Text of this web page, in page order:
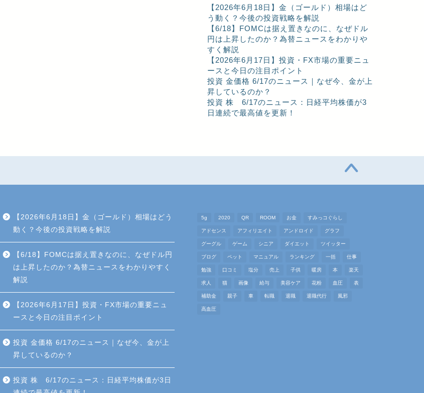
【2026年6月18日】金（ゴールド）相場はど
う動く？今後の投資戦略を解説
【6/18】FOMCは据え置きなのに、なぜドル
円は上昇したのか？為替ニュースをわかりや
すく解説
【2026年6月17日】投資・FX市場の重要ニュ
ースと今日の注目ポイント
投資 金価格 6/17のニュース｜なぜ今、金が上
昇しているのか？
投資 株 6/17のニュース：日経平均株価が3
日連続で最高値を更新！
【2026年6月18日】金（ゴールド）相場はどう
動く？今後の投資戦略を解説
【6/18】FOMCは据え置きなのに、なぜドル円
は上昇したのか？為替ニュースをわかりやすく
解説
【2026年6月17日】投資・FX市場の重要ニュ
ースと今日の注目ポイント
投資 金価格 6/17のニュース｜なぜ今、金が上
昇しているのか？
投資 株 6/17のニュース：日経平均株価が3日
5g 2020 QR ROOM お金 すみっコぐらし
アドセンス アフィリエイト アンドロイド グラフ
グーグル ゲーム シニア ダイエット ツイッター
ブログ ペット マニュアル ランキング 一括 仕事
勉強 口コミ 塩分 売上 子供 暖房 本 楽天
求人 猫 画像 給与 美容ケア 花粉 血圧 表
補助金 親子 車 転職 退職 退職代行 風邪
高血圧